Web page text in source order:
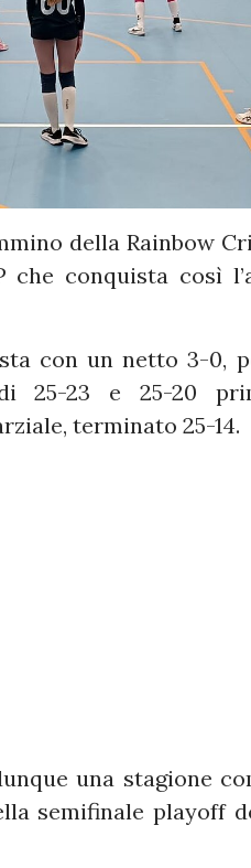
della Rainbow
che conquista così
con un netto 3-0,
25-23 e 25-20
terminato 25-14.
una stagione
semifinale playoff